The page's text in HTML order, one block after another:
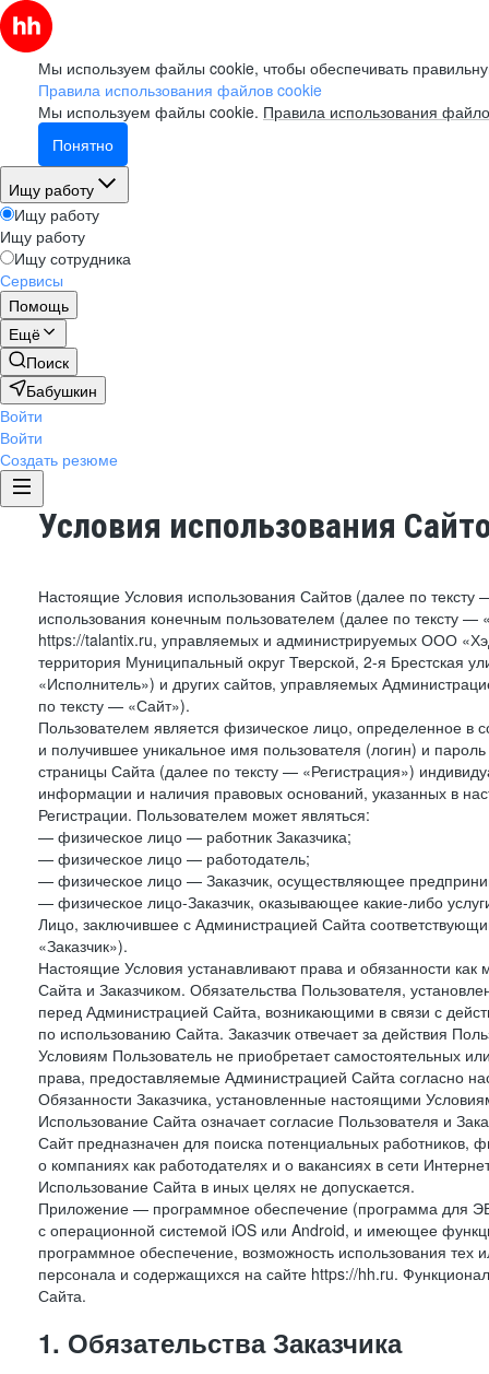
Мы используем файлы cookie, чтобы обеспечивать
Правила использования файлов cookie
Мы используем файлы cookie. Правила использования
Понятно
Ищу работу
Ищу работу
Ищу работу
Ищу сотрудника
Сервисы
Помощь
Ещё
Поиск
Бабушкин
Войти
Войти
Создать резюме
Условия использования
Настоящие Условия использования Сайтов (далее по
использования конечным пользователем (далее по тексту
https://talantix.ru, управляемых и администрируемых ООО
территория Муниципальный округ Тверской, 2-я
«Исполнитель») и других сайтов, управляемых
по тексту — «Сайт»).
Пользователем является физическое лицо, определенное в
и получившее уникальное имя пользователя (логин) и
страницы Сайта (далее по тексту — «Регистрация»)
информации и наличия правовых оснований, указанных в
Регистрации. Пользователем может являться:
— физическое лицо — работник Заказчика;
— физическое лицо — работодатель;
— физическое лицо — Заказчик, осуществляющее
— физическое лицо-Заказчик, оказывающее какие-либо
Лицо, заключившее с Администрацией Сайта
«Заказчик»).
Настоящие Условия устанавливают права и обязанности
Сайта и Заказчиком. Обязательства Пользователя,
перед Администрацией Сайта, возникающими в связи с
по использованию Сайта. Заказчик отвечает за действия
Условиям Пользователь не приобретает самостоятельных
права, предоставляемые Администрацией Сайта согласно
Обязанности Заказчика, установленные настоящими
Использование Сайта означает согласие Пользователя и
Сайт предназначен для поиска потенциальных
о компаниях как работодателях и о вакансиях в сети
Использование Сайта в иных целях не допускается.
Приложение — программное обеспечение (программа для
с операционной системой iOS или Android, и имеющее
программное обеспечение, возможность использования
персонала и содержащихся на сайте https://hh.ru.
Сайта.
1. Обязательства Заказчика